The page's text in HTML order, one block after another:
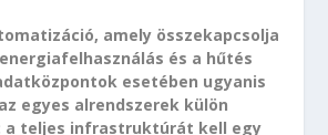
amely összekapcsolja
és a hűtés
esetében ugyanis
egyes alrendszerek külön
a teljes infrastruktúrát kell egy